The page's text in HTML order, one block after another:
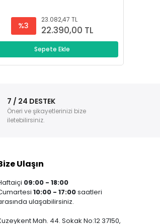
%3
23.082,47 TL
22.390,00 TL
Sepete Ekle
7 / 24 DESTEK
Öneri ve şikayetlerinizi bize
iletebilirsiniz.
Ulaşın
09:00 - 18:00
10:00 - 17:00saatleri
ulaşabilirsiniz.
Mah. 44. Sokak No:12 37150,